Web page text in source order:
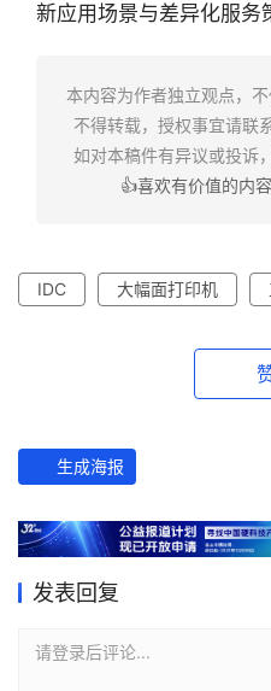
投
新应用场景与差异化服务
本内容为作者独立观点，
不得转载，授权事宜请联
如对本稿件有异议或投诉
👍喜欢有价值的内
IDC 大幅面打印机
生成海报
发表回复
请登录后评论...